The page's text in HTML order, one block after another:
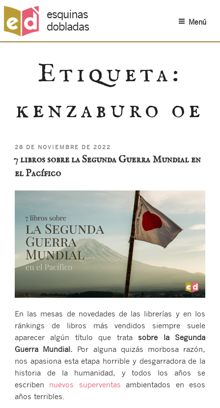
Menú
Etiqueta:
kenzaburo oe
PUBLICADO
EL
28 DE NOVIEMBRE DE 2022
7 libros sobre la Segunda Guerra Mundial en
el Pacífico
En las mesas de novedades de las librerías y en los
ránkings de libros más vendidos siempre suele
aparecer algún título que tratasobre la Segunda
Guerra Mundial. Por alguna quizás morbosa razón,
nos apasiona esta etapa horrible y desgarradora de la
historia de la humanidad, y todos los años se
escriben nuevos superventas ambientados en esos
años terribles.